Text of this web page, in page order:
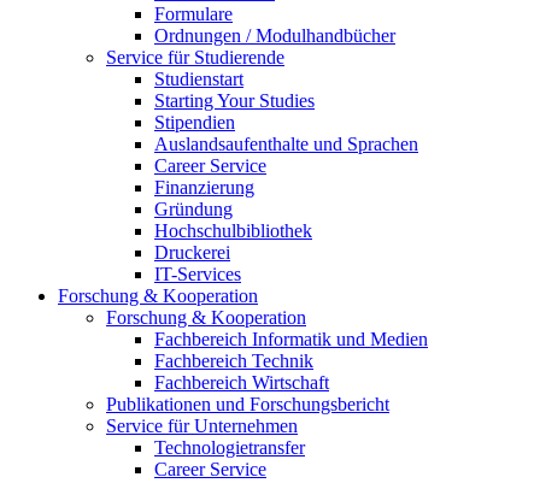
Formulare
Ordnungen / Modulhandbücher
Service für Studierende
Studienstart
Starting Your Studies
Stipendien
Auslandsaufenthalte und Sprachen
Career Service
Finanzierung
Gründung
Hochschulbibliothek
Druckerei
IT-Services
Forschung & Kooperation
Forschung & Kooperation
Fachbereich Informatik und Medien
Fachbereich Technik
Fachbereich Wirtschaft
Publikationen und Forschungsbericht
Service für Unternehmen
Technologietransfer
Career Service